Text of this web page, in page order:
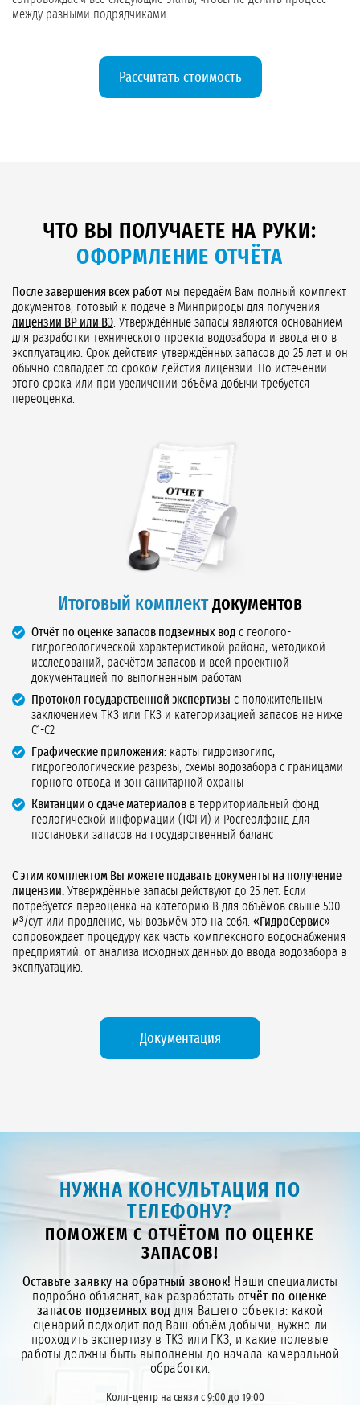
между разными подрядчиками.
Рассчитать стоимость
ЧТО ВЫ ПОЛУЧАЕТЕ НА РУКИ:
ОФОРМЛЕНИЕ ОТЧЁТА
После завершения всех работ мы передаём Вам полный комплект
документов, готовый к подаче в Минприроды для получения
лицензии ВР или ВЭ . Утверждённые запасы являются основанием
для разработки технического проекта водозабора и ввода его в
эксплуатацию. Срок действия утверждённых запасов до 25 лет и он
обычно совпадает со сроком дейстия лицензии. По истечении
этого срока или при увеличении объёма добычи требуется
переоценка.
Итоговый комплектдокументов
Отчёт по оценке запасов подземных вод с геолого-
гидрогеологической характеристикой района, методикой
исследований, расчётом запасов и всей проектной
документацией по выполненным работам
Протокол государственной экспертизы с положительным
заключением ТКЗ или ГКЗ и категоризацией запасов не ниже
С1-С2
Графические приложения: карты гидроизогипс,
гидрогеологические разрезы, схемы водозабора с границами
горного отвода и зон санитарной охраны
Квитанции о сдаче материалов в территориальный фонд
геологической информации (ТФГИ) и Росгеолфонд для
постановки запасов на государственный баланс
С этим комплектом Вы можете подавать документы на получение
лицензии. Утверждённые запасы действуют до 25 лет. Если
потребуется переоценка на категорию В для объёмов свыше 500
м³/сут или продление, мы возьмём это на себя. «ГидроСервис»
сопровождает процедуру как часть комплексного водоснабжения
предприятий: от анализа исходных данных до ввода водозабора в
эксплуатацию.
Документация
НУЖНА КОНСУЛЬТАЦИЯ ПО
ТЕЛЕФОНУ?
ПОМОЖЕМ С ОТЧЁТОМ ПО ОЦЕНКЕ
ЗАПАСОВ!
Оставьте заявку на обратный звонок! Наши специалисты
подробно объяснят, как разработать отчёт по оценке
запасов подземных вод для Вашего объекта: какой
сценарий подходит под Ваш объём добычи, нужно ли
проходить экспертизу в ТКЗ или ГКЗ, и какие полевые
работы должны быть выполнены до начала камеральной
обработки.
Колл-центр на связи с 9:00 до 19:00